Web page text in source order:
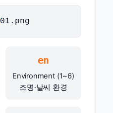
01.png
en
Environment (1~6)
조명·날씨 환경